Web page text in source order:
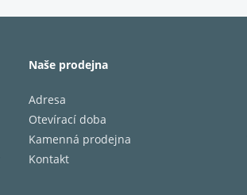
Naše prodejna
Adresa
Otevírací doba
Kamenná prodejna
Kontakt